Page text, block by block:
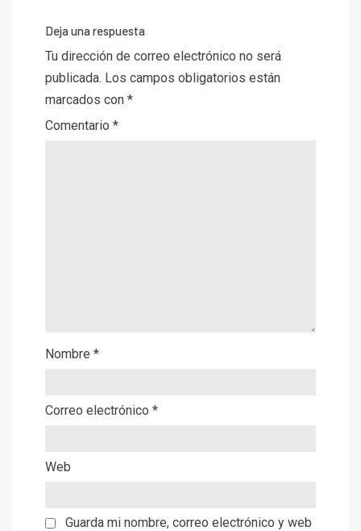
Deja una respuesta
Tu dirección de correo electrónico no será
publicada. Los campos obligatorios están
marcados con *
Comentario *
Nombre *
Correo electrónico *
Web
Guarda mi nombre, correo electrónico y web